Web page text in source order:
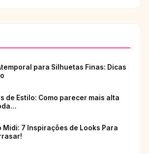
para Silhuetas Finas: Dicas
de Estilo: Como parecer mais alta
Midi: 7 Inspirações de Looks Para